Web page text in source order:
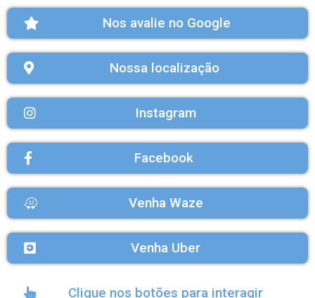
Nos avalie no Google
Nossa localização
Instagram
Facebook
Venha Waze
Venha Uber
Clique nos botões para interagir